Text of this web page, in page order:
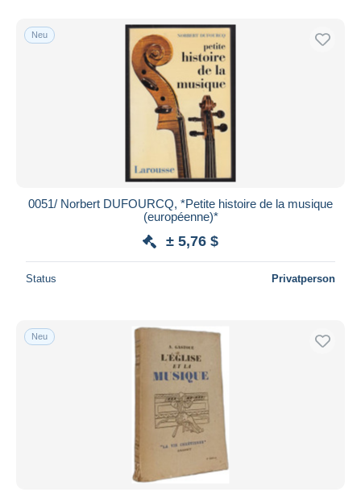
Neu
0051/ Norbert DUFOURCQ, *Petite histoire de la musique
(européenne)*
± 5,76 $
Status Privatperson
Neu